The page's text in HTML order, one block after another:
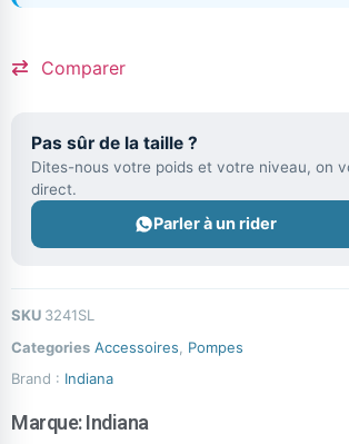
Comparer
Pas sûr de la taille ?
Dites-nous votre poids et votre niveau, on
direct.
Parler à un rider
SKU 3241SL
Categories Accessoires
Pompes
Brand : Indiana
Marque:Indiana